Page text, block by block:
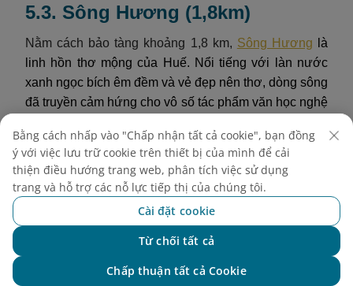
5.3. Sông Hương (1,8km)
Nằm cách bảo tàng khoảng 1,8 km, Sông Hương
là
linh hồn thơ mộng của Huế. Nổi tiếng với làn nước
xanh ngọc bích êm đềm và vẻ đẹp nên thơ, dòng sông
đã truyền cảm hứng cho vô số tác phẩm văn học nghệ
ngưỡng cảnh đẹp nên thơ, mà còn có thể thong thả
dạo thuyền, đặc biệt là vào buổi tối và thưởng thức
những làn điệu dân ca Huế truyền thống được biểu
diễn trực tiếp trên thuyền. Dòng sông còn dẫn đến
nhiều di tích tâm linh và lịch sử như Chùa Thiên Mụ
và Điện Hòn Chén, mang đến một trải nghiệm văn
Bằng cách nhấp vào "Chấp nhận tất cả cookie", bạn đồng
ý với việc lưu trữ cookie trên thiết bị của mình để cải
thiện điều hướng trang web, phân tích việc sử dụng
trang và hỗ trợ các nỗ lực tiếp thị của chúng tôi.
Cài đặt cookie
Từ chối tất cả
Chấp thuận tất cả Cookie